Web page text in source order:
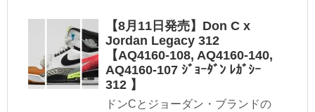
【8月11日発売】Don C x
Jordan Legacy 312
【AQ4160-108, AQ4160-140,
AQ4160-107 ｼﾞｮｰﾀﾞﾝ ﾚｶﾞｼｰ
312 】
ドンCとジョーダン・ブランドの